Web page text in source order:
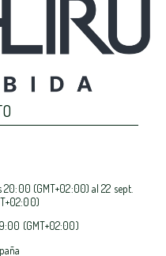
20:00 (GMT+02:00) al22 sept.
(GMT+02:00)